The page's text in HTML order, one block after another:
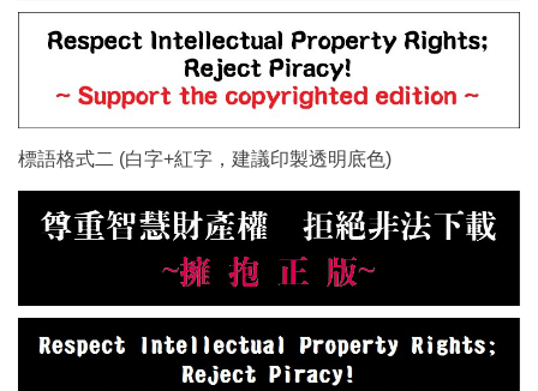
標語格式二 (白字+紅字，建議印製透明底色)